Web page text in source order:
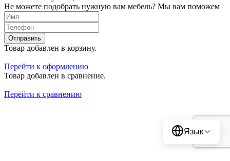
Не можете подобрать нужную вам мебель? Мы вам поможем
Отправить
Товар добавлен в корзину.
Перейти к оформлению
Товар добавлен в сравнение.
Перейти к сравнению
Язык